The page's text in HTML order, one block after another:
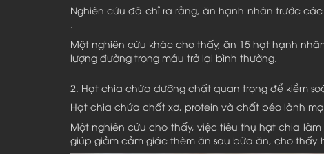
Nghiên cứu đã chỉ ra rằng, ăn hạnh nhân trước
.
Một nghiên cứu khác cho thấy, ăn 15 hạt hạnh
lượng đường trong máu trở lại bình thường.
2. Hạt chia chứa dưỡng chất quan trọng để kiểm
Hạt chia chứa chất xơ, protein và chất béo lành
Một nghiên cứu cho thấy, việc tiêu thụ hạt chia
giúp giảm cảm giác thèm ăn sau bữa ăn, cho